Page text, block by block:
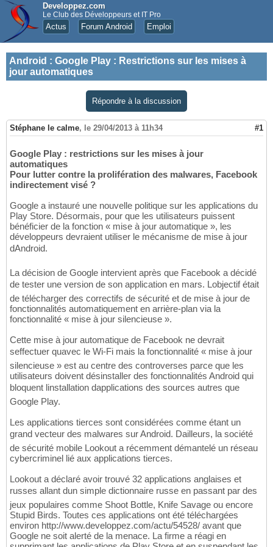
Developpez.com
Le Club des Développeurs et IT Pro
Actus Forum Android Emploi
Android : Google Play : Restrictions sur les mises à
jour automatiques
Répondre à la discussion
Stéphane le calme, le 29/04/2013 à 11h34 #1
Google Play : restrictions sur les mises à jour
automatiques
Pour lutter contre la prolifération des malwares, Facebook
indirectement visé ?
Google a instauré une nouvelle politique sur les applications du
Play Store. Désormais, pour que les utilisateurs puissent
bénéficier de la fonction « mise à jour automatique », les
développeurs devraient utiliser le mécanisme de mise à jour
dAndroid.
La décision de Google intervient après que Facebook a décidé
de tester une version de son application en mars. Lobjectif était
de télécharger des correctifs de sécurité et de mise à jour de
fonctionnalités automatiquement en arrière-plan via la
fonctionnalité « mise à jour silencieuse ».
Cette mise à jour automatique de Facebook ne devrait
seffectuer quavec le Wi-Fi mais la fonctionnalité « mise à jour
silencieuse » est au centre des controverses parce que les
utilisateurs doivent désinstaller des fonctionnalités Android qui
bloquent linstallation dapplications des sources autres que
Google Play.
Les applications tierces sont considérées comme étant un
grand vecteur des malwares sur Android. Dailleurs, la société
de sécurité mobile Lookout a récemment démantelé un réseau
cybercriminel lié aux applications tierces.
Lookout a déclaré avoir trouvé 32 applications anglaises et
russes allant dun simple dictionnaire russe en passant par des
jeux populaires comme Shoot Bottle, Knife Savage ou encore
Stupid Birds. Toutes ces applications ont été téléchargées
environ http://www.developpez.com/actu/54528/ avant que
Google ne soit alerté de la menace. La firme a réagi en